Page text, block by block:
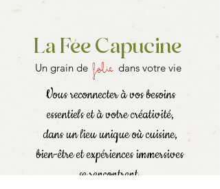
La Fée Capucine
Un grain de folie dans votre vie
Vous reconnecter à vos besoins
essentiels et à votre créativité,
dans un lieu unique où cuisine,
bien-être et expériences immersives
se rencontrent.